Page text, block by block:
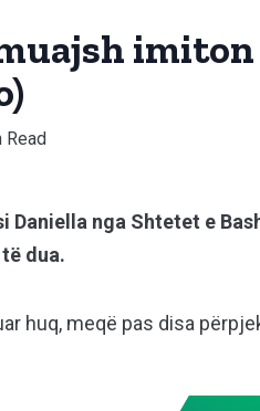
Read
Daniella nga Shtetet e
dua.
huq, meqë pas disa